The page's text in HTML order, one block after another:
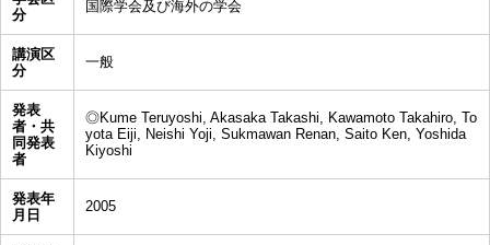
分
国際学会及び海外の学会
講演区
分
一般
発表
者・共
同発表
者
◎Kume Teruyoshi, Akasaka Takashi, Kawamoto Takahiro, To
yota Eiji, Neishi Yoji, Sukmawan Renan, Saito Ken, Yoshida
Kiyoshi
発表年
月日
2005